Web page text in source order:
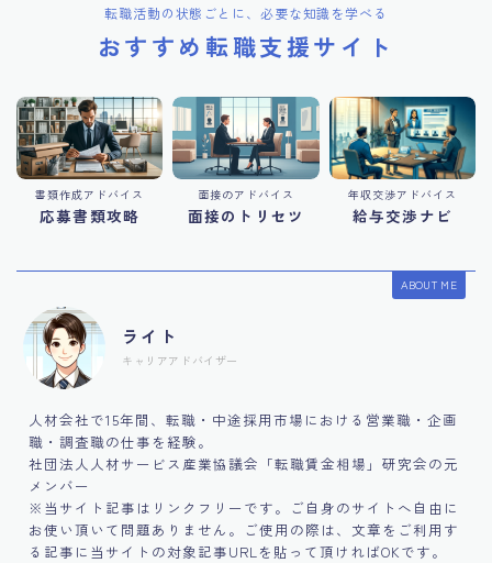
転職活動の状態ごとに、必要な知識を学べる
おすすめ転職支援サイト
書類作成アドバイス
応募書類攻略
面接のアドバイス
面接のトリセツ
年収交渉アドバイス
給与交渉ナビ
ABOUT ME
ライト
キャリアアドバイザー
人材会社で15年間、転職・中途採用市場における営業職・企画
職・調査職の仕事を経験。
社団法人人材サービス産業協議会「転職賃金相場」研究会の元
メンバー
※当サイト記事はリンクフリーです。ご自身のサイトへ自由に
お使い頂いて問題ありません。ご使用の際は、文章をご利用す
る記事に当サイトの対象記事URLを貼って頂ければOKです。